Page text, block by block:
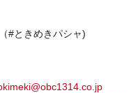
#ときめきパシャ)